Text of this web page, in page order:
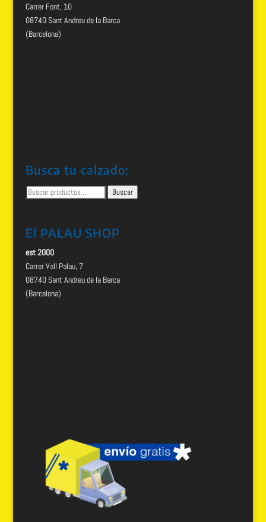
Carrer Font, 10
08740 Sant Andreu de la Barca
(Barcelona)
Busca tu calzado:
Buscar
por:
Buscar
El PALAU SHOP
est 2000
Carrer Vall Palau, 7
08740 Sant Andreu de la Barca
(Barcelona)